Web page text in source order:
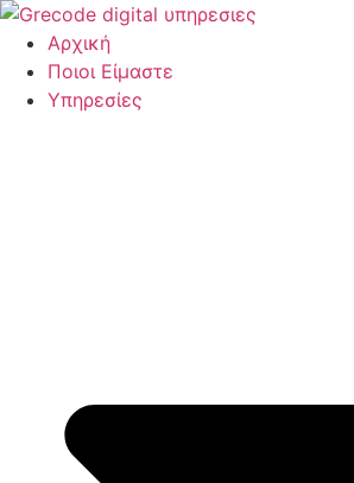
Μετάβαση
στο
περιεχόμενο
Αρχική
Ποιοι Είμαστε
Υπηρεσίες